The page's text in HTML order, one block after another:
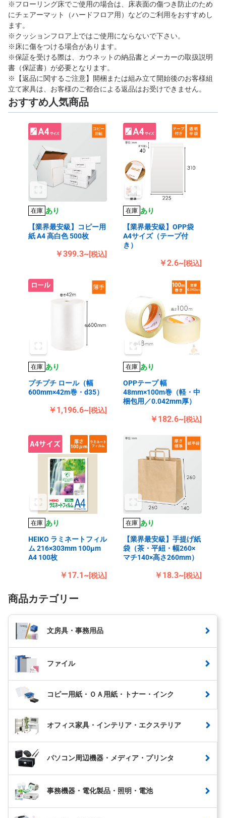
※フローリング床でご使用の場合は、床表面の傷つき防止のため
にチェアーマット（ハードフロア用）などのご利用をおすすめし
ます。
※クッションフロア上ではご使用にならないで下さい。
※床に傷をつける場合があります。
※保証を受ける際は、カウネットの納品書とメーカーの取扱説明
書（保証書）が必要となります。
※【返品に関するご注意】開梱または組み立て開始後のお客様組
立て家具は、お客様のご都合による返品はお受けできません。
おすすめ人気商品
在庫 あり
【業界最安級】コピー用
紙 A4 高白色 500枚
￥399.3~[税込]
在庫 あり
【業界最安級】OPP袋
A4サイズ（テープ付
き）
￥2.6~[税込]
在庫 あり
プチプチ ロール（幅
600mm×42m巻・d35）
￥1,196.6~[税込]
在庫 あり
OPPテープ 幅
48mm×100m巻（軽・中
梱包用／0.042mm厚）
￥182.6~[税込]
在庫 あり
HEIKO ラミネートフィル
ム 216×303mm 100μm
A4 100枚
￥17.1~[税込]
在庫 あり
【業界最安級】手提げ紙
袋（茶・平紐・幅260×
マチ140×高さ260mm）
￥18.3~[税込]
商品カテゴリー
文房具・事務用品
ファイル
コピー用紙・ＯＡ用紙・トナー・インク
オフィス家具・インテリア・エクステリア
パソコン周辺機器・メディア・プリンタ
事務機器・電化製品・照明・電池